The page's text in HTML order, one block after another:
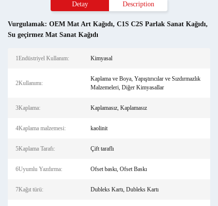
Detay Description
Vurgulamak: OEM Mat Art Kağıdı, C1S C2S Parlak Sanat Kağıdı,
Su geçirmez Mat Sanat Kağıdı
1Endüstriyel Kullanım: Kimyasal
2Kullanımı:
Kaplama ve Boya, Yapıştırıcılar ve Sızdırmazlık
Malzemeleri, Diğer Kimyasallar
3Kaplama: Kaplamasız, Kaplamasız
4Kaplama malzemesi: kaolinit
5Kaplama Tarafı: Çift taraflı
6Uyumlu Yazdırma: Ofset baskı, Ofset Baskı
7Kağıt türü: Dubleks Kartı, Dubleks Kartı